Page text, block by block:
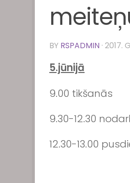
BY RSPADMIN · 2017.
5.jūnijā
9.00 tikšanās
9.30-12.30
12.30-13.00